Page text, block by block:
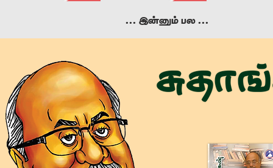
... Ö[ÐD Ãé ...